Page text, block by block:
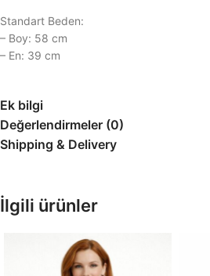
Standart Beden:
– Boy: 58 cm
– En: 39 cm
Ek bilgi
Değerlendirmeler (0)
Shipping & Delivery
İlgili ürünler